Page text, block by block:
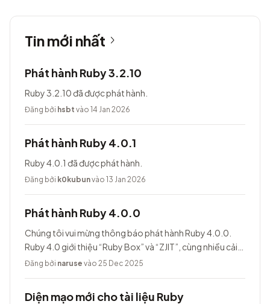
Tin mới nhất
Phát hành Ruby 3.2.10
Ruby 3.2.10 đã được phát hành.
Đăng bởi hsbt vào 14 Jan 2026
Phát hành Ruby 4.0.1
Ruby 4.0.1 đã được phát hành.
Đăng bởi k0kubunvào 13 Jan 2026
Phát hành Ruby 4.0.0
Chúng tôi vui mừng thông báo phát hành Ruby 4.0.0.
Ruby 4.0 giới thiệu “Ruby Box” và “ZJIT”, cùng nhiều cải
tiến khác.
Đăng bởi naruse vào 25 Dec 2025
Diện mạo mới cho tài liệu Ruby